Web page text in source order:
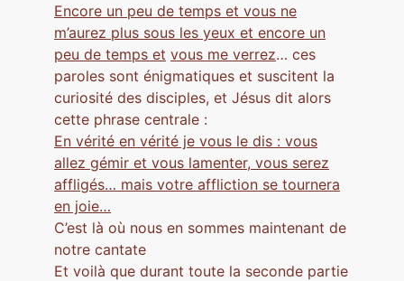
Encore un peu de temps et vous ne
m’aurez plus sous les yeux et encore un
peu de temps et vous me verrez… ces
paroles sont énigmatiques et suscitent la
curiosité des disciples, et Jésus dit alors
cette phrase centrale :
En vérité en vérité je vous le dis : vous
allez gémir et vous lamenter, vous serez
affligés… mais votre affliction se tournera
en joie…
C’est là où nous en sommes maintenant de
notre cantate
Et voilà que durant toute la seconde partie